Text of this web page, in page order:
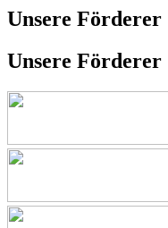
Unsere Förderer
Unsere Förderer